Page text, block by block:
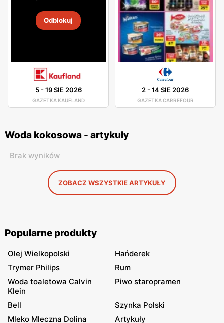
Odblokuj
5-19 SIE 2026
GAZETKA KAUFLAND
2-14 SIE 2026
GAZETKA CARREFOUR
Woda kokosowa - artykuły
Brak wyników
ZOBACZ WSZYSTKIE ARTYKUŁY
Popularne produkty
Olej Wielkopolski
Hańderek
Trymer Philips
Rum
Woda toaletowa Calvin
Klein
Piwo staropramen
Bell
Szynka Polski
Mleko Mleczna Dolina
Artykuły